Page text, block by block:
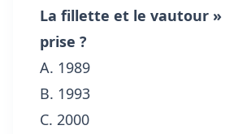
La fillette et le vautour
prise ?
A. 1989
B. 1993
C. 2000